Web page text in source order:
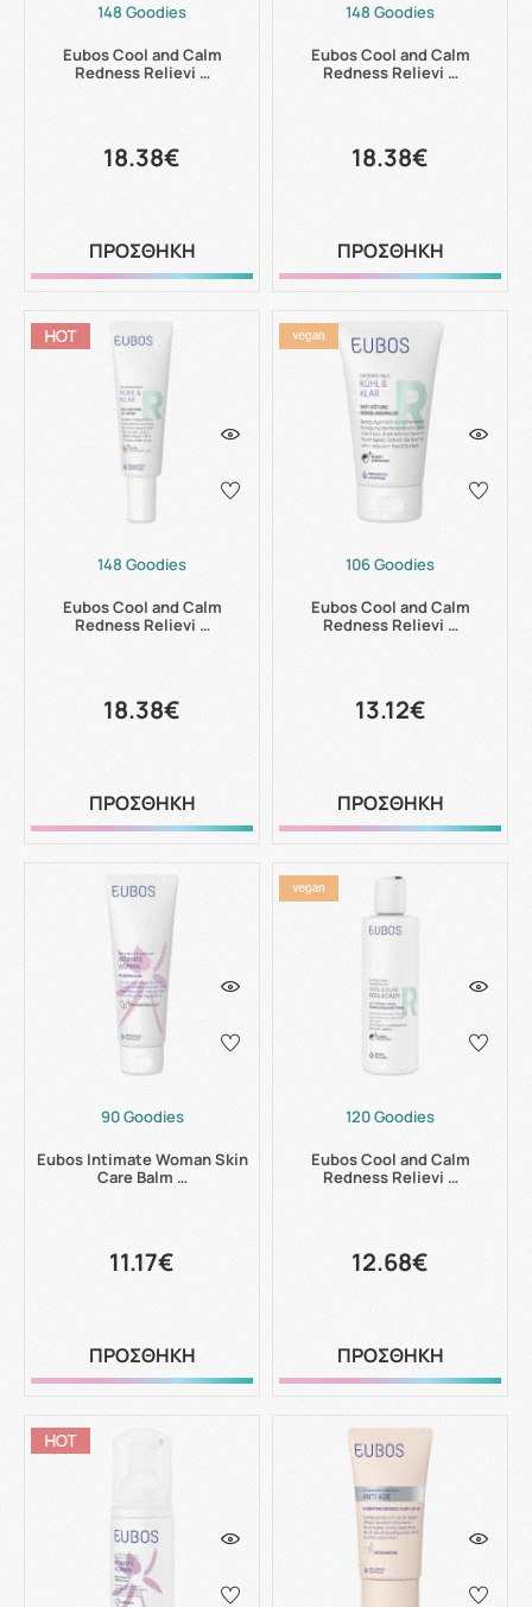
148 Goodies
Eubos Cool and Calm
Redness Relievi …
18.38€
ΠΡΟΣΘΗΚΗ
148 Goodies
Eubos Cool and Calm
Redness Relievi …
18.38€
ΠΡΟΣΘΗΚΗ
148 Goodies
Eubos Cool and Calm
Redness Relievi …
18.38€
ΠΡΟΣΘΗΚΗ
106 Goodies
Eubos Cool and Calm
Redness Relievi …
13.12€
ΠΡΟΣΘΗΚΗ
90 Goodies
Eubos Intimate Woman Skin
Care Balm …
11.17€
ΠΡΟΣΘΗΚΗ
120 Goodies
Eubos Cool and Calm
Redness Relievi …
12.68€
ΠΡΟΣΘΗΚΗ